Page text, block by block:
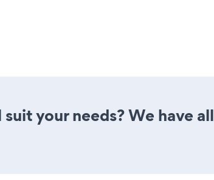
your needs? We have all